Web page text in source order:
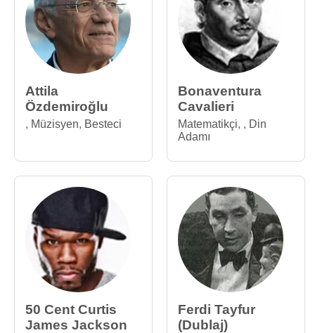
Attila
Özdemiroğlu
, Müzisyen, Besteci
Bonaventura
Cavalieri
Matematikçi, , Din
Adamı
50 Cent Curtis
James Jackson
Ferdi Tayfur
(Dublaj)